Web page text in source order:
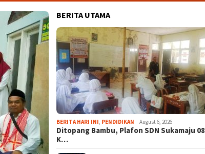
BERITA UTAMA
BERITA HARI INI PENDIDIKAN August 6, 2026
Ditopang Bambu, Plafon SDN Sukamaju 08
K…